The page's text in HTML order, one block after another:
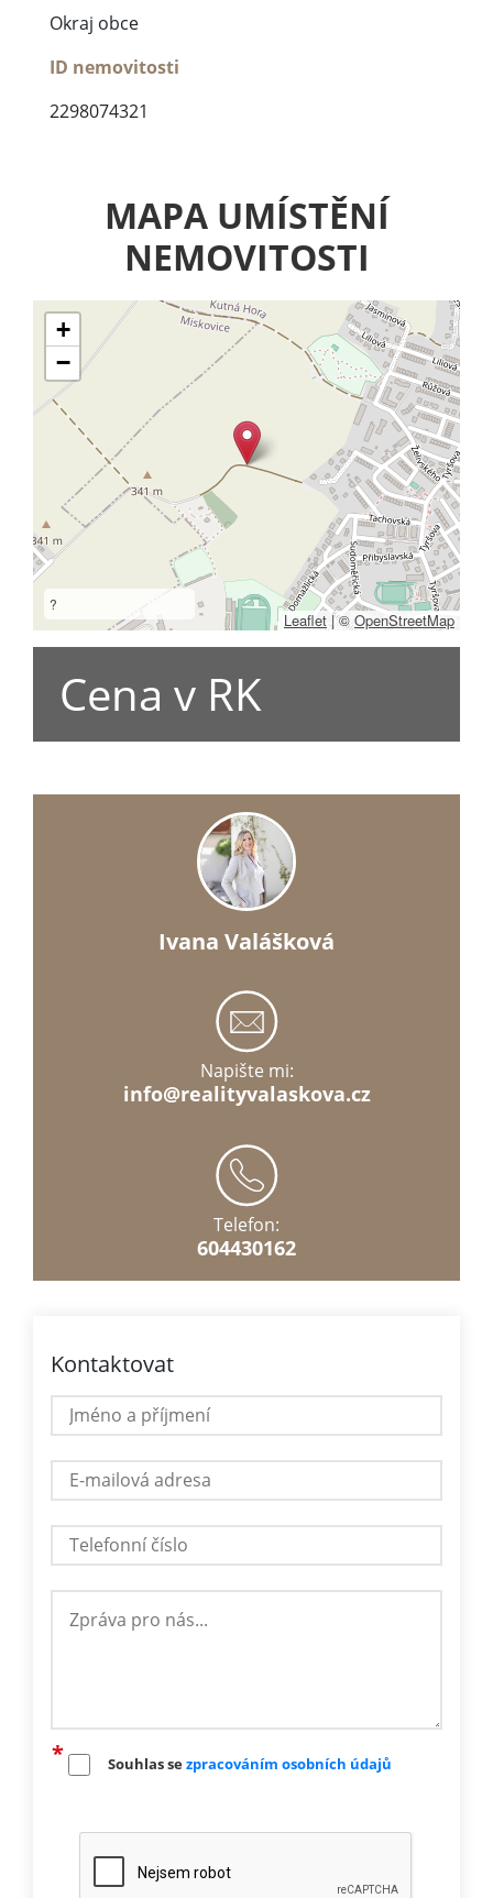
Okraj obce
ID nemovitosti
2298074321
MAPA UMÍSTĚNÍ
NEMOVITOSTI
+
−
?
Leaflet |©OpenStreetMap
Cena v RK
Ivana Valášková
Napište mi:
info@realityvalaskova.cz
Telefon:
604430162
Kontaktovat
Souhlas se zpracováním osobních údajů